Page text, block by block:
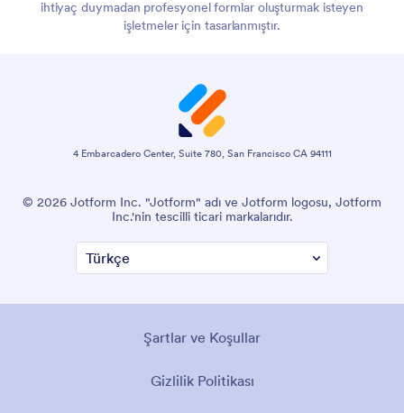
ihtiyaç duymadan profesyonel formlar oluşturmak isteyen
işletmeler için tasarlanmıştır.
4 Embarcadero Center, Suite 780, San Francisco CA 94111
© 2026 Jotform Inc. "Jotform" adı ve Jotform logosu, Jotform
Inc.'nin tescilli ticari markalarıdır.
Şartlar ve Koşullar
Gizlilik Politikası